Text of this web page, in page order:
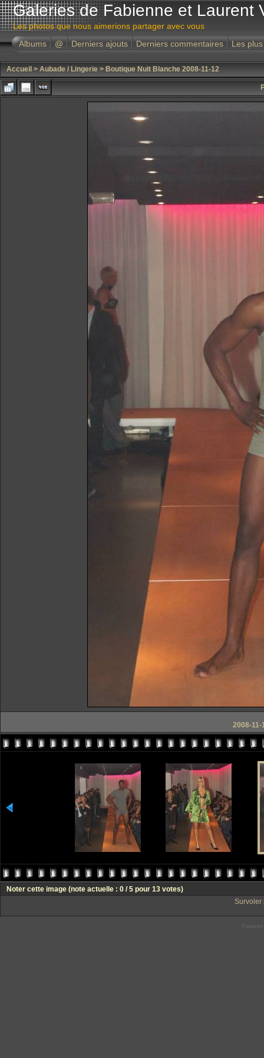
Galeries de Fabienne et Laurent
Les photos que nous aimerions partager avec vous
Albums
@ Derniers ajouts Derniers commentaires Les
Accueil > Aubade / Lingerie > Boutique Nuit Blanche 2008-11-12
2008-
Noter cette image (note actuelle : 0 / 5 pour 13 votes)
Survoler